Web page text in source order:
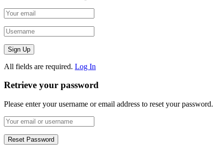
All fields are required. Log In
Retrieve your password
Please enter your username or email address to reset your password.